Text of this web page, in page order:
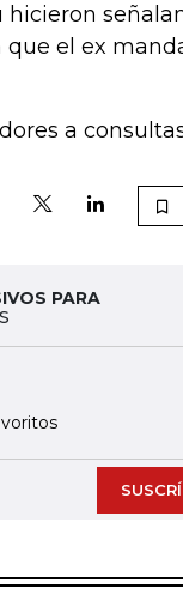
hicieron
el ex
a
PARA